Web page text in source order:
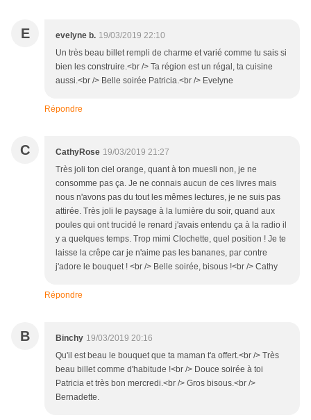
E evelyne b. 19/03/2019 22:10
Un très beau billet rempli de charme et varié comme tu sais si
bien les construire.<br /> Ta région est un régal, ta cuisine
aussi.<br /> Belle soirée Patricia.<br /> Evelyne
Répondre
C CathyRose 19/03/2019 21:27
Très joli ton ciel orange, quant à ton muesli non, je ne
consomme pas ça. Je ne connais aucun de ces livres mais
nous n'avons pas du tout les mêmes lectures, je ne suis pas
attirée. Très joli le paysage à la lumière du soir, quand aux
poules qui ont trucidé le renard j'avais entendu ça à la radio il
y a quelques temps. Trop mimi Clochette, quel position ! Je te
laisse la crêpe car je n'aime pas les bananes, par contre
j'adore le bouquet ! <br /> Belle soirée, bisous !<br /> Cathy
Répondre
B Binchy 19/03/2019 20:16
Qu'il est beau le bouquet que ta maman t'a offert.<br /> Très
beau billet comme d'habitude !<br /> Douce soirée à toi
Patricia et très bon mercredi.<br /> Gros bisous.<br />
Bernadette.